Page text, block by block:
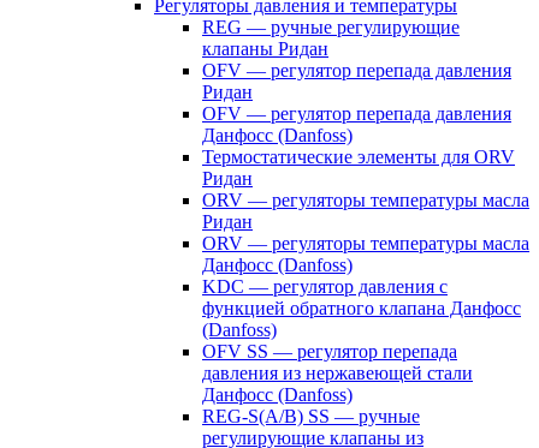
Регуляторы давления и температуры
REG — ручные регулирующие
клапаны Ридан
OFV — регулятор перепада давления
Ридан
OFV — регулятор перепада давления
Данфосс (Danfoss)
Термостатические элементы для ORV
Ридан
ORV — регуляторы температуры масла
Ридан
ORV — регуляторы температуры масла
Данфосс (Danfoss)
KDC — регулятор давления с
функцией обратного клапана Данфосс
(Danfoss)
OFV SS — регулятор перепада
давления из нержавеющей стали
Данфосс (Danfoss)
REG-S(A/B) SS — ручные
регулирующие клапаны из